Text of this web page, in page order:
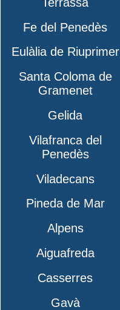
Fe del Penedès
Eulàlia de Riuprimer
Santa Coloma de
Gramenet
Gelida
Vilafranca del
Penedès
Viladecans
Pineda de Mar
Alpens
Aiguafreda
Casserres
Gavà